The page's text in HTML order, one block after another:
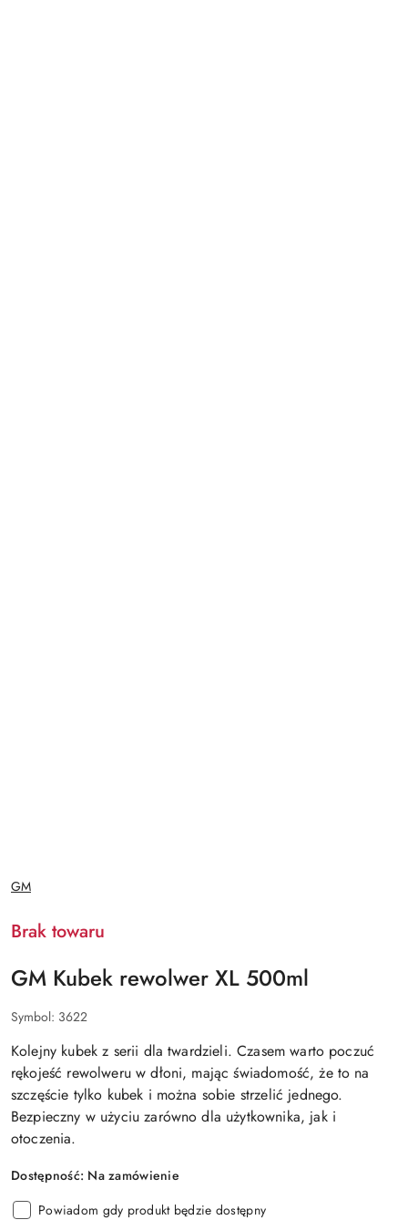
NAZWA
PRODUCENTA:
GM
Brak towaru
GM Kubek rewolwer XL 500ml
Symbol: 3622
Kolejny kubek z serii dla twardzieli. Czasem warto poczuć
rękojeść rewolweru w dłoni, mając świadomość, że to na
szczęście tylko kubek i można sobie strzelić jednego.
Bezpieczny w użyciu zarówno dla użytkownika, jak i
otoczenia.
Dostępność: Na zamówienie
Powiadom gdy produkt będzie dostępny